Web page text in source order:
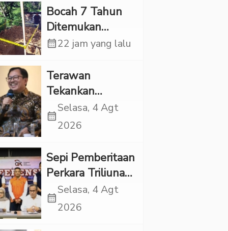
Terpadu
Bocah 7 Tahun
Ditemukan
Tewas dalam
Ada Indikasi
Kekerasan
calendar_month22 jam yang lalu
Terawan
Tekankan
Pentingnya
Inovasi
di “Indonesian
Brain Forum
2026 UPN
Veteran Jakarta”
calendar_month
Selasa, 4 Agt
2026
Sepi Pemberitaan
Perkara Triliunan
Rupiah Investree,
Ternyata Sudah
calendar_month
Selasa, 4 Agt
2026